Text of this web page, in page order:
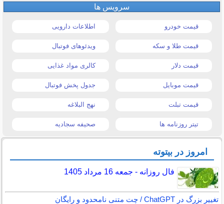
سرویس ها
قیمت خودرو اطلاعات دارویی
قیمت طلا و سکه ویدئوهای فوتبال
قیمت دلار کالری مواد غذایی
قیمت موبایل جدول پخش فوتبال
قیمت تبلت نهج البلاغه
تیتر روزنامه ها صحیفه سجادیه
امروز در بیتوته
فال روزانه - جمعه 16 مرداد 1405
تغییر بزرگ در ChatGPT / چت متنی نامحدود و رایگان